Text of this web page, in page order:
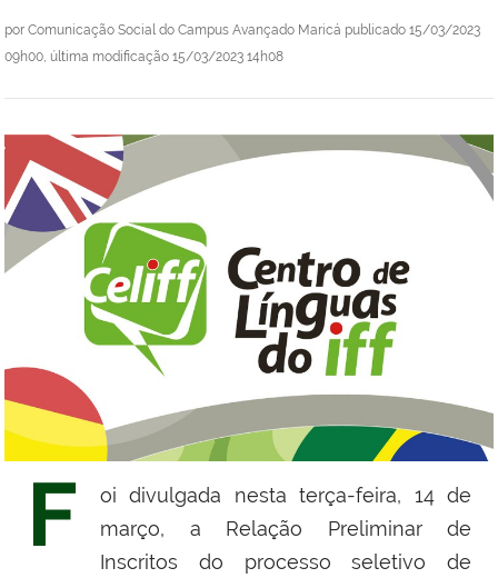
por Comunicação Social do Campus Avançado Maricá publicado 15/03/2023
09h00, última modificação 15/03/2023 14h08
F
oi divulgada nesta terça-feira, 14 de
março, a Relação Preliminar de
Inscritos do processo seletivo de